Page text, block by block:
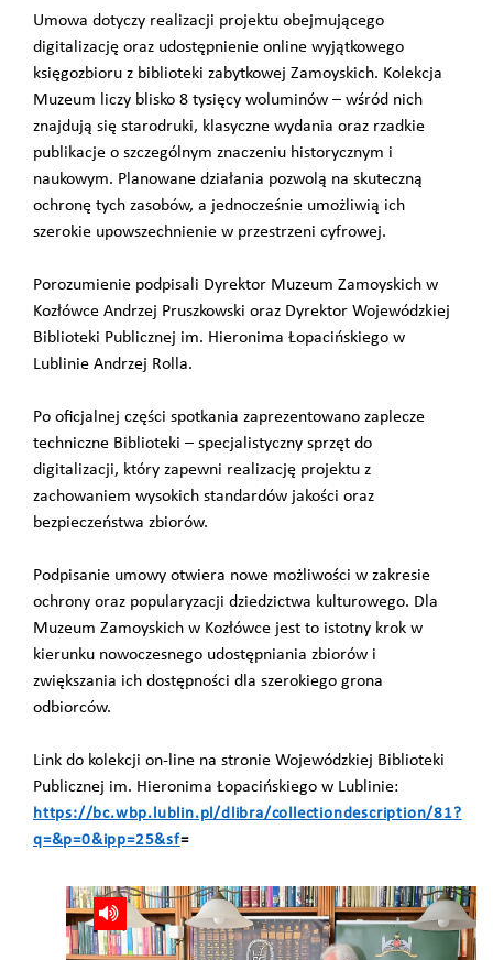
Umowa dotyczy realizacji projektu obejmującego
digitalizację oraz udostępnienie online wyjątkowego
księgozbioru z biblioteki zabytkowej Zamoyskich. Kolekcja
Muzeum liczy blisko 8 tysięcy woluminów – wśród nich
znajdują się starodruki, klasyczne wydania oraz rzadkie
publikacje o szczególnym znaczeniu historycznym i
naukowym. Planowane działania pozwolą na skuteczną
ochronę tych zasobów, a jednocześnie umożliwią ich
szerokie upowszechnienie w przestrzeni cyfrowej.
Porozumienie podpisali Dyrektor Muzeum Zamoyskich w
Kozłówce Andrzej Pruszkowski oraz Dyrektor Wojewódzkiej
Biblioteki Publicznej im. Hieronima Łopacińskiego w
Lublinie Andrzej Rolla.
Po oficjalnej części spotkania zaprezentowano zaplecze
techniczne Biblioteki – specjalistyczny sprzęt do
digitalizacji, który zapewni realizację projektu z
zachowaniem wysokich standardów jakości oraz
bezpieczeństwa zbiorów.
Podpisanie umowy otwiera nowe możliwości w zakresie
ochrony oraz popularyzacji dziedzictwa kulturowego. Dla
Muzeum Zamoyskich w Kozłówce jest to istotny krok w
kierunku nowoczesnego udostępniania zbiorów i
zwiększania ich dostępności dla szerokiego grona
odbiorców.
Link do kolekcji on-line na stronie Wojewódzkiej Biblioteki
Publicznej im. Hieronima Łopacińskiego w Lublinie:
https://bc.wbp.lublin.pl/dlibra/collectiondescription/81?
q=&p=0&ipp=25&sf=